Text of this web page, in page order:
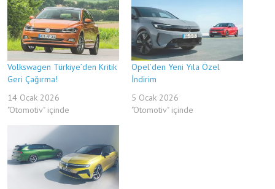
Volkswagen Türkiye’den Kritik
Geri Çağırma!
14 Ocak 2026
"Otomotiv" içinde
Opel’den Yeni Yıla Özel
İndirim
5 Ocak 2026
"Otomotiv" içinde